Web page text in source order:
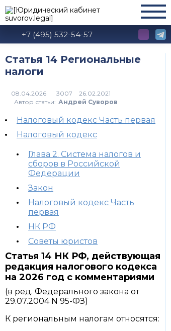
+7 (495) 532-54-57
Статья 14 Региональные
налоги
3007
Автор статьи: Андрей Суворов
Налоговый кодекс Часть первая
Налоговый кодекс
Глава 2. Система налогов и
сборов в Российской
Федерации
Закон
Налоговый кодекс Часть
первая
НК РФ
Советы юристов
Статья 14 НК РФ, действующая
редакция налогового кодекса
на 2026 год с комментариями
(в ред. Федерального закона от
29.07.2004 N 95-ФЗ)
К региональным налогам относятся: